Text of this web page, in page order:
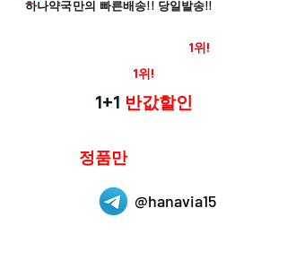
하나약국만의 빠른배송!! 당일발송!!
1위!
1위!
1+1 반값할인
정품만
@hanavia15